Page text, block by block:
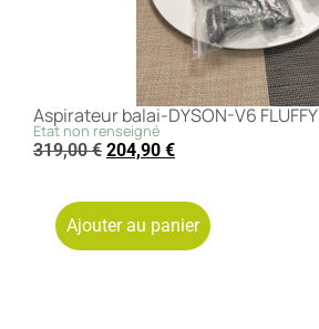
Aspirateur balai-DYSON-V6 FLUFFY
Etat non renseigné
319,00€ 204,90 €
Ajouter au panier